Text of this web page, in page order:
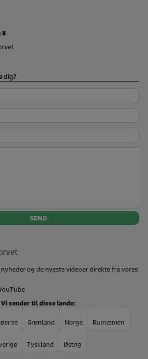
dig?
og de nyeste videoer direkte fra vores
Vi sender til disse lande:
Grønland Norge Rumænien
Tyskland Østrig